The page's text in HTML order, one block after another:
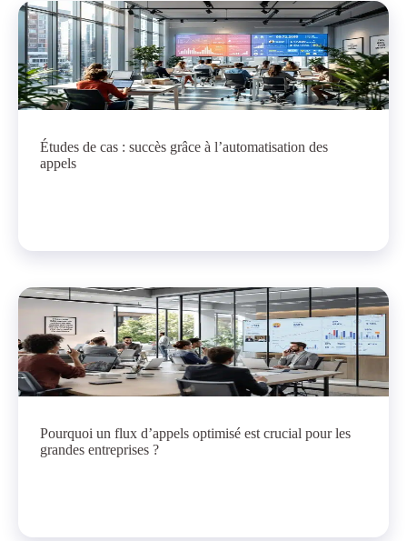
Études de cas : succès grâce à l’automatisation des
appels
Pourquoi un flux d’appels optimisé est crucial pour les
grandes entreprises ?